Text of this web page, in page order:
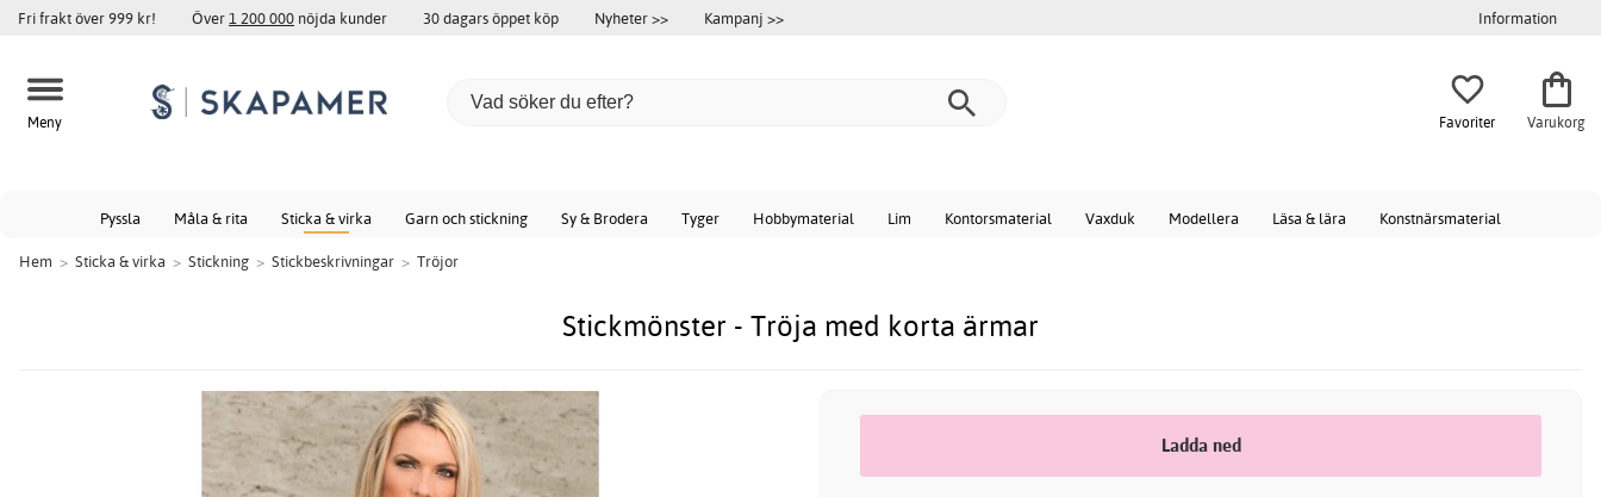
Fri frakt över 999 kr! Över1 200 000 nöjda kunder 30 dagars öppet köp Nyheter >> Kampanj >> Information
Meny Favoriter Varukorg
Pyssla Måla & rita Sticka & virka Garn och stickning Sy & Brodera Tyger Hobbymaterial Lim Kontorsmaterial Vaxduk Modellera Läsa & lära Konstnärsmaterial
Hem > Sticka & virka > Stickning > Stickbeskrivningar > Tröjor
Stickmönster - Tröja med korta ärmar
Ladda ned